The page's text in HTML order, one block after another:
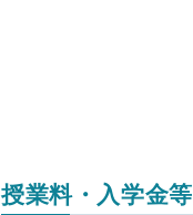
授業料・入学金等